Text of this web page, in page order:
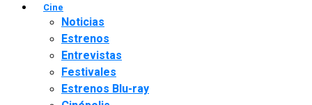
Cine
Noticias
Estrenos
Entrevistas
Festivales
Estrenos Blu-ray